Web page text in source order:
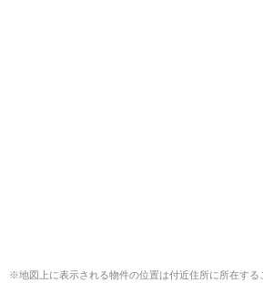
※地図上に表示される物件の位置は付近住所に所在する